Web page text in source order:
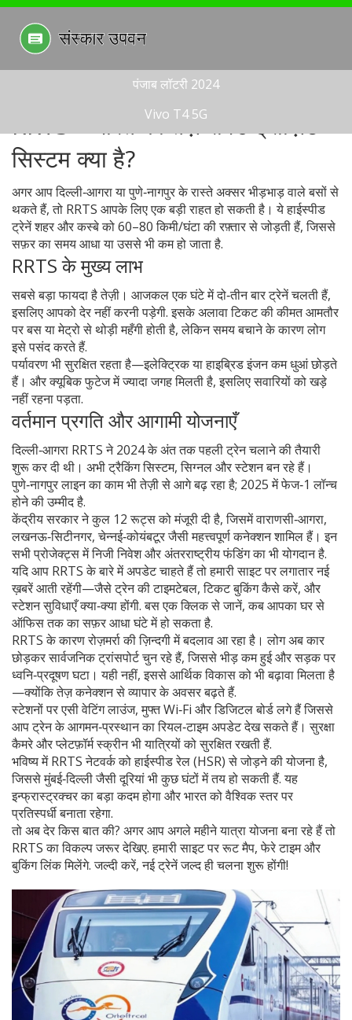
पंजाब लॉटरी 2024
Vivo T4 5G
RRTS – भारत की तेज़ रैपिड ट्रांज़िट
सिस्टम क्या है?
अगर आप दिल्ली‑आगरा या पुणे‑नागपुर के रास्ते अक्सर भीड़भाड़ वाले बसों से
थकते हैं, तो RRTS आपके लिए एक बड़ी राहत हो सकती है। ये हाईस्पीड
ट्रेनें शहर और कस्बे को 60–80 किमी/घंटा की रफ़्तार से जोड़ती हैं, जिससे
सफ़र का समय आधा या उससे भी कम हो जाता है.
RRTS के मुख्य लाभ
सबसे बड़ा फायदा है तेज़ी। आजकल एक घंटे में दो‑तीन बार ट्रेनें चलती हैं,
इसलिए आपको देर नहीं करनी पड़ेगी. इसके अलावा टिकट की कीमत आमतौर
पर बस या मेट्रो से थोड़ी महँगी होती है, लेकिन समय बचाने के कारण लोग
इसे पसंद करते हैं.
पर्यावरण भी सुरक्षित रहता है—इलेक्ट्रिक या हाइब्रिड इंजन कम धुआं छोड़ते
हैं। और क्यूबिक फुटेज में ज्यादा जगह मिलती है, इसलिए सवारियों को खड़े
नहीं रहना पड़ता.
वर्तमान प्रगति और आगामी योजनाएँ
दिल्ली‑आगरा RRTS ने 2024 के अंत तक पहली ट्रेन चलाने की तैयारी
शुरू कर दी थी। अभी ट्रैकिंग सिस्टम, सिग्नल और स्टेशन बन रहे हैं।
पुणे‑नागपुर लाइन का काम भी तेज़ी से आगे बढ़ रहा है; 2025 में फेज‑1 लॉन्च
होने की उम्मीद है.
केंद्रीय सरकार ने कुल 12 रूट्स को मंजूरी दी है, जिसमें वाराणसी‑आगरा,
लखनऊ‑सिटीनगर, चेन्नई‑कोयंबटूर जैसी महत्त्वपूर्ण कनेक्शन शामिल हैं। इन
सभी प्रोजेक्ट्स में निजी निवेश और अंतरराष्ट्रीय फंडिंग का भी योगदान है.
यदि आप RRTS के बारे में अपडेट चाहते हैं तो हमारी साइट पर लगातार नई
ख़बरें आती रहेंगी—जैसे ट्रेन की टाइमटेबल, टिकट बुकिंग कैसे करें, और
स्टेशन सुविधाएँ क्या‑क्या होंगी. बस एक क्लिक से जानें, कब आपका घर से
ऑफिस तक का सफ़र आधा घंटे में हो सकता है.
RRTS के कारण रोज़मर्रा की ज़िन्दगी में बदलाव आ रहा है। लोग अब कार
छोड़कर सार्वजनिक ट्रांसपोर्ट चुन रहे हैं, जिससे भीड़ कम हुई और सड़क पर
ध्वनि‑प्रदूषण घटा। यही नहीं, इससे आर्थिक विकास को भी बढ़ावा मिलता है
—क्योंकि तेज़ कनेक्शन से व्यापार के अवसर बढ़ते हैं.
स्टेशनों पर एसी वेटिंग लाउंज, मुफ्त Wi‑Fi और डिजिटल बोर्ड लगे हैं जिससे
आप ट्रेन के आगमन‑प्रस्थान का रियल‑टाइम अपडेट देख सकते हैं। सुरक्षा
कैमरे और प्लेटफ़ॉर्म स्क्रीन भी यात्रियों को सुरक्षित रखती हैं.
भविष्य में RRTS नेटवर्क को हाईस्पीड रेल (HSR) से जोड़ने की योजना है,
जिससे मुंबई‑दिल्ली जैसी दूरियां भी कुछ घंटों में तय हो सकती हैं. यह
इन्फ्रास्ट्रक्चर का बड़ा कदम होगा और भारत को वैश्विक स्तर पर
प्रतिस्पर्धी बनाता रहेगा.
तो अब देर किस बात की? अगर आप अगले महीने यात्रा योजना बना रहे हैं तो
RRTS का विकल्प जरूर देखिए. हमारी साइट पर रूट मैप, फेरे टाइम और
बुकिंग लिंक मिलेंगे. जल्दी करें, नई ट्रेनें जल्द ही चलना शुरू होंगी!